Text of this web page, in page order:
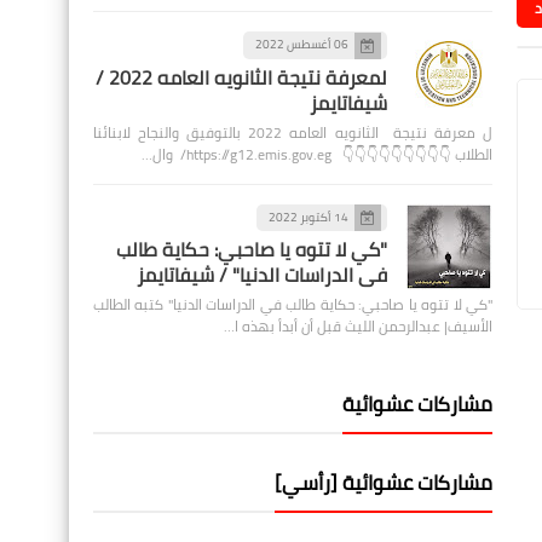
06 أغسطس 2022
لمعرفة نتيجة الثانويه العامه 2022 /
شيفاتايمز
ل معرفة نتيجة الثانويه العامه 2022 بالتوفيق والنجاح لابنائنا
الطلاب 👇👇👇👇👇👇👇👇👇 https://g12.emis.gov.eg/ وال…
14 أكتوبر 2022
"كي لا تتوه يا صاحبي: حكاية طالب
في الدراسات الدنيا" / شيفاتايمز
"كي لا تتوه يا صاحبي: حكاية طالب في الدراسات الدنيا" كتبه الطالب
الأسيف| عبدالرحمن الليث قبل أن أبدأ بهذه ا…
مشاركات عشوائية
مشاركات عشوائية [رأسي]